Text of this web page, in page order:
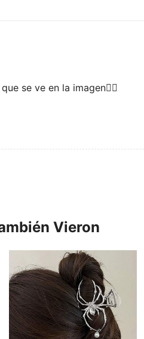
se ve en la imagen👎🏻
Vieron